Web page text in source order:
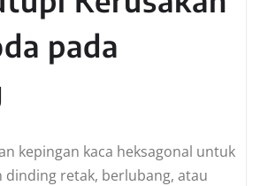
pada
kepingan kaca heksagonal untuk
dinding retak, berlubang, atau